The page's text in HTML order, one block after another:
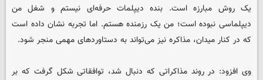
یک روش مبارزه است. بنده دیپلمات حرفه‌ای نیستم و شغل من
دیپلماسی نبوده است؛ من یک رزمنده هستم. اما تجربه نشان داده است
که در کنار میدان، مذاکره نیز می‌تواند به دستاوردهای مهمی منجر شود.
وی افزود: در روند مذاکراتی که دنبال شد، توافقاتی شکل گرفت که بر